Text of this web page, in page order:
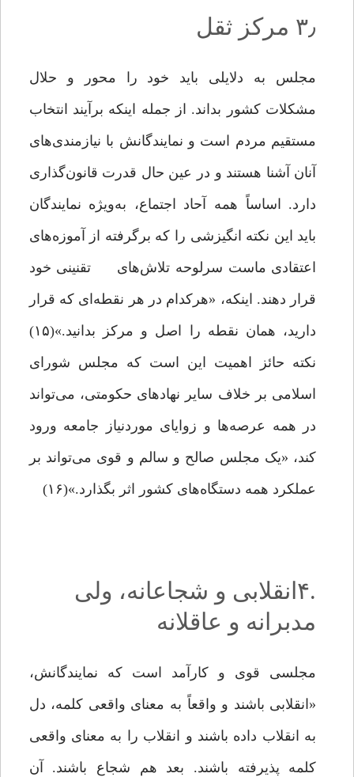
۳٫ مرکز ثقل
مجلس به دلایلی باید خود را محور و حلال
مشکلات کشور بداند. از جمله اینکه برآیند انتخاب
مستقیم مردم است و نمایندگانش با نیازمندی‌های
آنان آشنا هستند و در عین‌ حال قدرت قانون‌گذاری
دارد. اساساً همه آحاد اجتماع، به‌ویژه نمایندگان
باید این نکته انگیزشی را که برگرفته از آموزه‌های
اعتقادی ماست سرلوحه تلاش‌های تقنینی خود
قرار دهند. اینکه، «هرکدام در هر نقطه‌ای که قرار
دارید، همان نقطه را اصل و مرکز بدانید.»(۱۵)
نکته حائز اهمیت این است ‌که مجلس شورای
اسلامی بر خلاف سایر نهادهای حکومتی، می‌تواند
در همه عرصه‌ها و زوایای موردنیاز جامعه ورود
کند، «یک مجلس صالح و سالم و قوی می‌تواند بر
عملکرد همه‌ دستگاه‌های کشور اثر بگذارد.»(۱۶)
.۴انقلابی و شجاعانه، ولی
مدبرانه و عاقلانه
مجلسی قوی و کارآمد است که نمایندگانش،
«انقلابی باشند و واقعاً به معنای واقعی کلمه، دل
به انقلاب داده باشند و انقلاب را به معنای واقعی
کلمه پذیرفته باشند. بعد هم شجاع باشند. آن